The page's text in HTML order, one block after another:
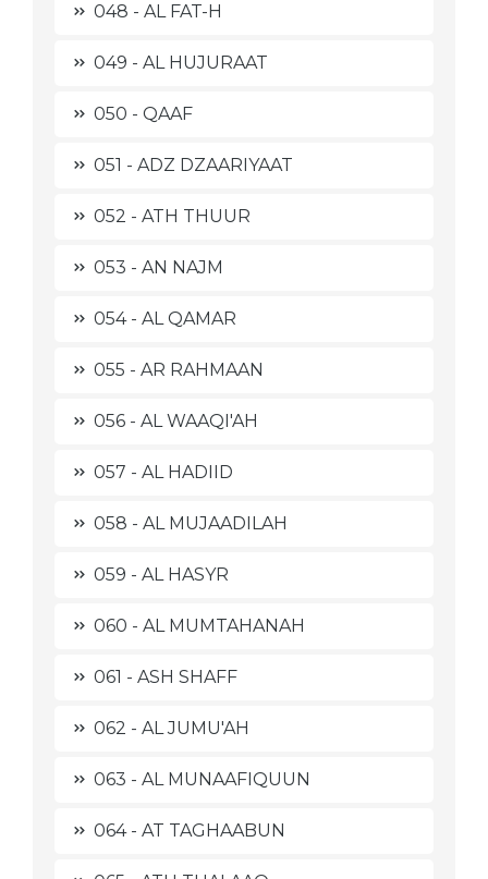
048 - AL FAT-H
049 - AL HUJURAAT
050 - QAAF
051 - ADZ DZAARIYAAT
052 - ATH THUUR
053 - AN NAJM
054 - AL QAMAR
055 - AR RAHMAAN
056 - AL WAAQI'AH
057 - AL HADIID
058 - AL MUJAADILAH
059 - AL HASYR
060 - AL MUMTAHANAH
061 - ASH SHAFF
062 - AL JUMU'AH
063 - AL MUNAAFIQUUN
064 - AT TAGHAABUN